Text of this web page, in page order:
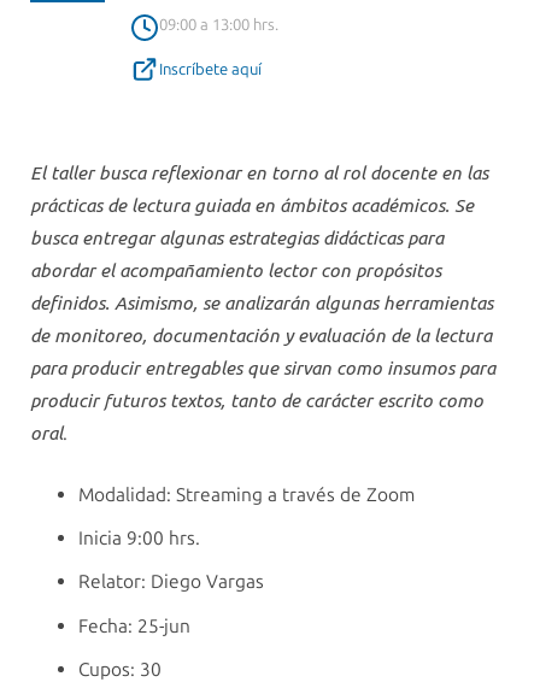
09:00 a 13:00 hrs.
Inscríbete aquí
El taller busca reflexionar en torno al rol docente en las
prácticas de lectura guiada en ámbitos académicos. Se
busca entregar algunas estrategias didácticas para
abordar el acompañamiento lector con propósitos
definidos. Asimismo, se analizarán algunas herramientas
de monitoreo, documentación y evaluación de la lectura
para producir entregables que sirvan como insumos para
producir futuros textos, tanto de carácter escrito como
oral.
Modalidad: Streaming a través de Zoom
Inicia 9:00 hrs.
Relator: Diego Vargas
Fecha: 25-jun
Cupos: 30